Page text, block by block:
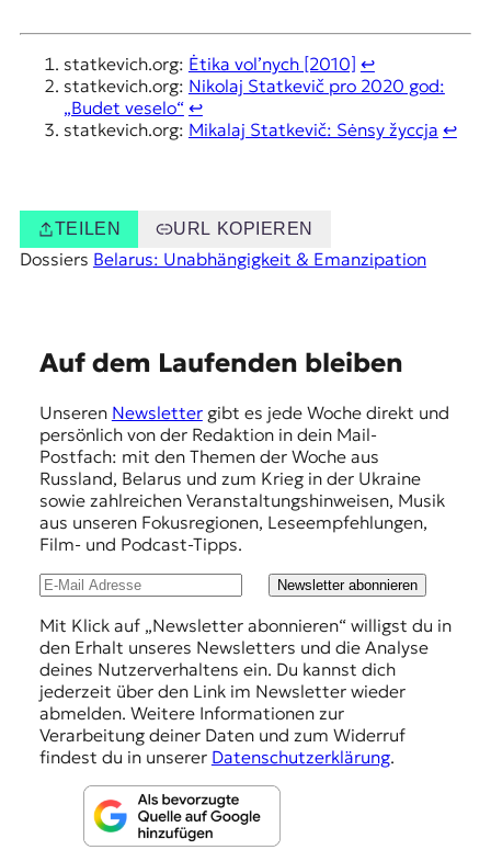
statkevich.org: Ėtika vol’nych [2010] ↩︎
statkevich.org: Nikolaj Statkevič pro 2020 god:
„Budet veselo“ ↩︎
statkevich.org: Mikalaj Statkevič: Sėnsy žyccja ↩︎
TEILEN URL KOPIEREN
Dossiers Belarus: Unabhängigkeit & Emanzipation
Auf dem Laufenden bleiben
Unseren Newslettergibt es jede Woche direkt und
persönlich von der Redaktion in dein Mail-
Postfach: mit den Themen der Woche aus
Russland, Belarus und zum Krieg in der Ukraine
sowie zahlreichen Veranstaltungshinweisen, Musik
aus unseren Fokusregionen, Leseempfehlungen,
Film- und Podcast-Tipps.
Newsletter abonnieren
Mit Klick auf „Newsletter abonnieren“ willigst du in
den Erhalt unseres Newsletters und die Analyse
deines Nutzerverhaltens ein. Du kannst dich
jederzeit über den Link im Newsletter wieder
abmelden. Weitere Informationen zur
Verarbeitung deiner Daten und zum Widerruf
findest du in unserer Datenschutzerklärung.